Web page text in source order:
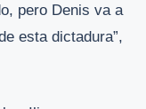
pero Denis va a
esta dictadura”,